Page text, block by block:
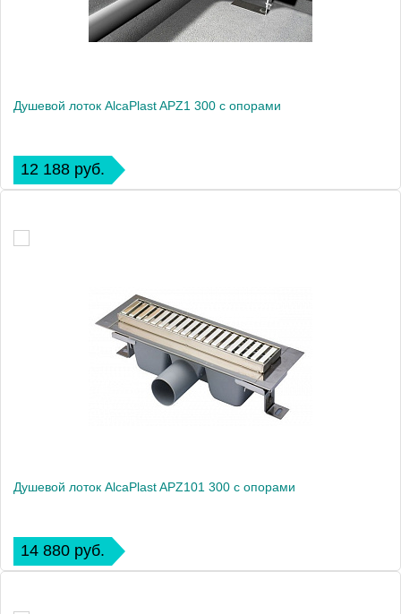
Душевой лоток AlcaPlast APZ1 300 с опорами
12 188 руб.
Душевой лоток AlcaPlast APZ101 300 с опорами
14 880 руб.